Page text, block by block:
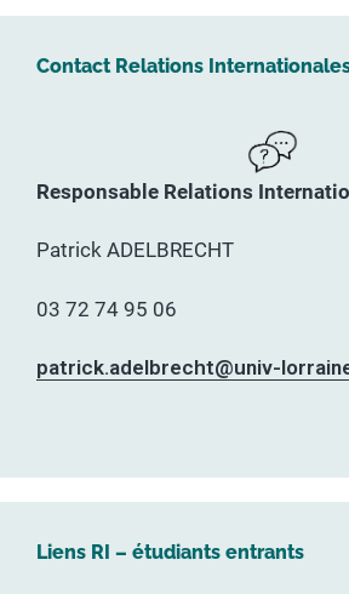
Contact Relations
Responsable Relations
Patrick ADELBRECHT
03 72 74 95 06
patrick.adelbrecht@univ-
Liens RI – étudiants entrants